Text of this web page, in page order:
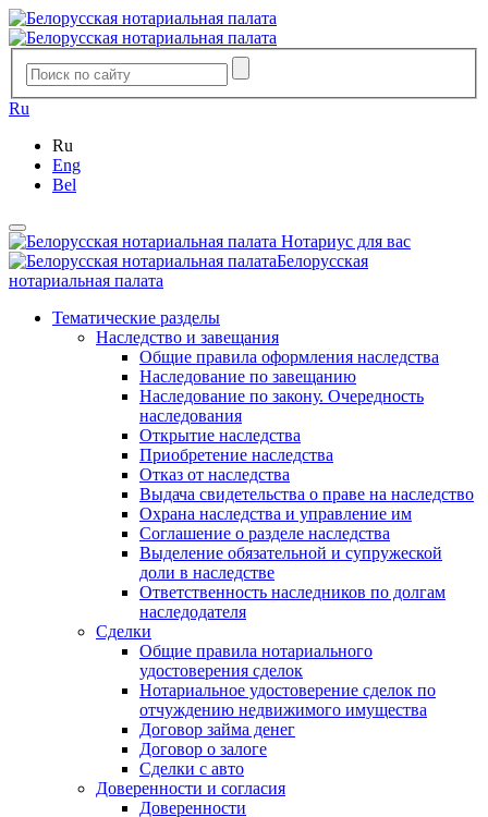
Ru
Ru
Eng
Bel
Нотариус для вас
Белорусская
нотариальная палата
Тематические разделы
Наследство и завещания
Общие правила оформления наследства
Наследование по завещанию
Наследование по закону. Очередность
наследования
Открытие наследства
Приобретение наследства
Отказ от наследства
Выдача свидетельства о праве на наследство
Охрана наследства и управление им
Соглашение о разделе наследства
Выделение обязательной и супружеской
доли в наследстве
Ответственность наследников по долгам
наследодателя
Сделки
Общие правила нотариального
удостоверения сделок
Нотариальное удостоверение сделок по
отчуждению недвижимого имущества
Договор займа денег
Договор о залоге
Сделки с авто
Доверенности и согласия
Доверенности